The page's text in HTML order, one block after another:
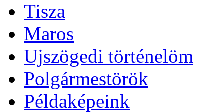
Tisza
Maros
Ujszögedi történelöm
Polgármestörök
Példaképeink